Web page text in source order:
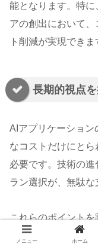
能となります。特
アの創出において
ト削減が実現できま
長期的視点
AIアプリケーション
なコストだけにと
必要です。技術の
ラン選択が、無駄な
これらのポイント
ーマンスを大きく
メニュー ホーム